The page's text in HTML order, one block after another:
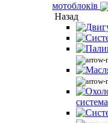
мотоблоків
Назад
система